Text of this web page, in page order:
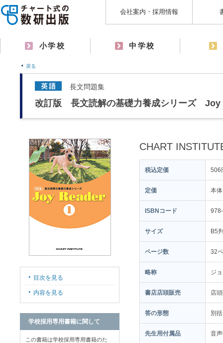
会社案内・採用情報
小学校 中学校
戻る
長文問題集
改訂版 長文読解の基礎力養成シリーズ
CHART
税込定価 506
定価 本
ISBNコード
サイズ B5
ページ数 32
略称 ジ
書店店頭販売 店
答の形態 別
先生用付属品 音
目次を見る
内容を見る
学校採用専用書籍に関して
この書籍は学校採用専用書籍のた